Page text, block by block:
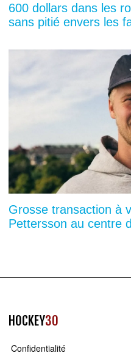
600 dollars dans les
sans pitié envers les
Grosse transaction à
Pettersson au centre
HOCKEY30
Confidentialité